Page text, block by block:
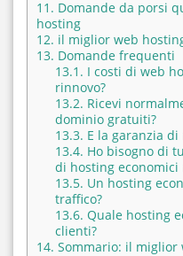
11. Domande da porsi
hosting
12. il miglior web
13. Domande frequenti
13.1. I costi di web
rinnovo?
13.2. Ricevi
dominio gratuiti?
13.3. E la garanzia
13.4. Ho bisogno di
di hosting economici
13.5. Un hosting
traffico?
13.6. Quale hosting
clienti?
14. Sommario: il miglior